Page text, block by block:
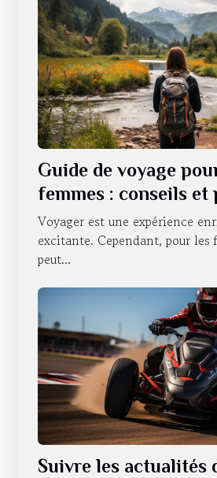
Guide de voyage
femmes : conseils et
Voyager est une expérience
excitante. Cependant, pour les
peut...
Suivre les actualités